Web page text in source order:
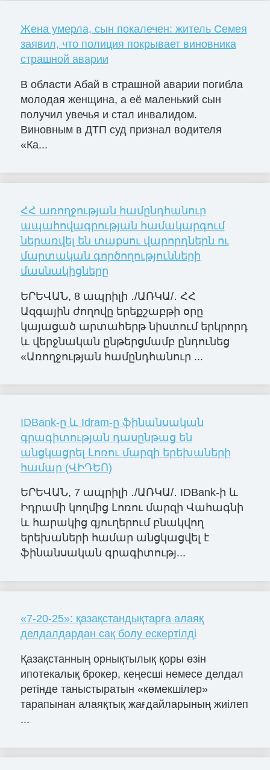
Жена умерла, сын покалечен: житель Семея
заявил, что полиция покрывает виновника
страшной аварии
В области Абай в страшной аварии погибла
молодая женщина, а её маленький сын
получил увечья и стал инвалидом.
Виновным в ДТП суд признал водителя
«Ка...
ՀՀ առողջության համընդհանուր
ապահովագրության համակարգում
ներառվել են տաքսու վարորդներն ու
մարտական գործողությունների
մասնակիցները
ԵՐԵՎԱՆ, 8 ապրիլի ․/ԱՌԿԱ/․ ՀՀ
Ազգային ժողովը երեքշաբթի օրը
կայացած արտահերթ նիստում երկրորդ
և վերջնական ընթերցմամբ ընդունեց
«Առողջության համընդհանուր ...
IDBank-ը և Idram-ը ֆինանսական
գրագիտության դասընթաց են
անցկացրել Լոռու մարզի երեխաների
համար (ՎԻԴԵՈ)
ԵՐԵՎԱՆ, 7 ապրիլի ․/ԱՌԿԱ/․ IDBank-ի և
Իդրամի կողմից Լոռու մարզի Վահագնի
և հարակից գյուղերում բնակվող
երեխաների համար անցկացվել է
ֆինանսական գրագիտությ...
«7-20-25»: қазақстандықтарға алаяқ
делдалдардан сақ болу ескертілді
Қазақстанның орнықтылық қоры өзін
ипотекалық брокер, кеңесші немесе делдал
ретінде таныстыратын «көмекшілер»
тарапынан алаяқтық жағдайларының жиілеп
...